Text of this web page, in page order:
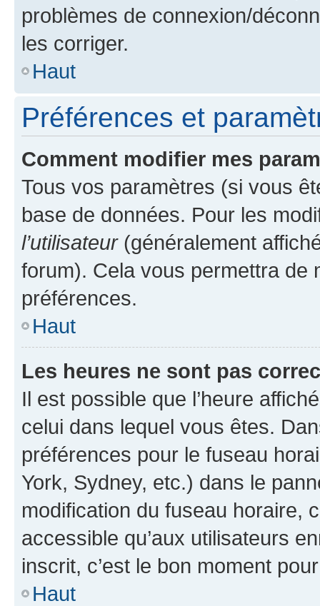
problèmes de connexion/
les corriger.
Haut
Préférences et
Comment modifier mes
Tous vos paramètres (si vous
base de données. Pour les
l’utilisateur(généralement
forum). Cela vous permettra de
préférences.
Haut
Les heures ne sont pas
Il est possible que l’heure
celui dans lequel vous êtes.
préférences pour le fuseau
York, Sydney, etc.) dans le
modification du fuseau horaire,
accessible qu’aux utilisateurs
inscrit, c’est le bon moment
Haut